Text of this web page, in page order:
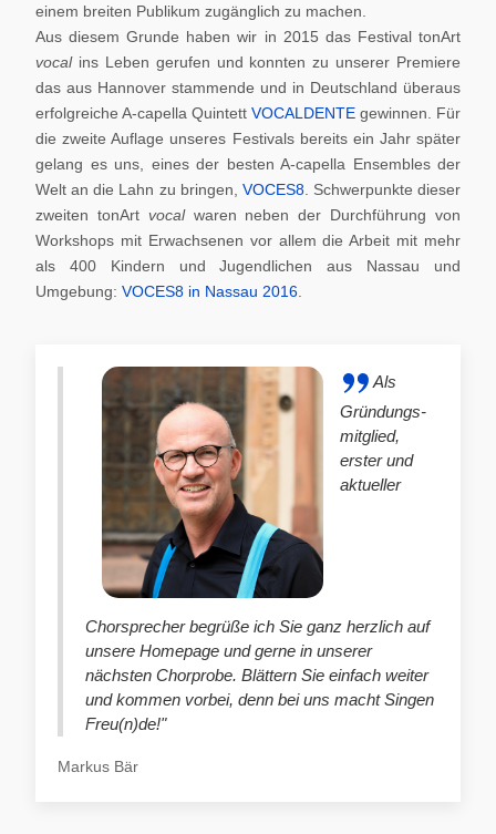
einem breiten Publikum zugänglich zu machen.
Aus diesem Grunde haben wir in 2015 das Festival tonArt
vocal ins Leben gerufen und konnten zu unserer Premiere
das aus Hannover stammende und in Deutschland überaus
erfolgreiche A-capella Quintett VOCALDENTE gewinnen. Für
die zweite Auflage unseres Festivals bereits ein Jahr später
gelang es uns, eines der besten A-capella Ensembles der
Welt an die Lahn zu bringen, VOCES8. Schwerpunkte dieser
zweiten tonArt vocalwaren neben der Durchführung von
Workshops mit Erwachsenen vor allem die Arbeit mit mehr
als 400 Kindern und Jugendlichen aus Nassau und
Umgebung: VOCES8 in Nassau 2016
Als
Gründungs-
mitglied,
erster und
aktueller
Chorsprecher begrüße ich Sie ganz herzlich auf
unsere Homepage und gerne in unserer
nächsten Chorprobe. Blättern Sie einfach weiter
und kommen vorbei, denn bei uns macht Singen
Freu(n)de!"
Markus Bär